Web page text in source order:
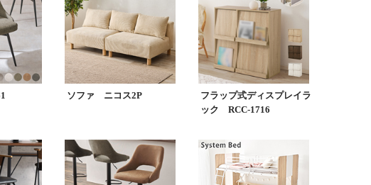
ソファ ニコス2P
フラップ式ディスプレイラ
ック RCC-1716